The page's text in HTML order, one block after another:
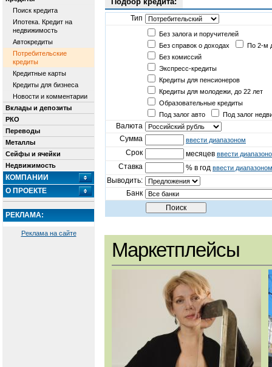
Поиск кредита
Ипотека. Кредит на
недвижимость
Автокредиты
Потребительские
кредиты
Кредитные карты
Кредиты для бизнеса
Новости и комментарии
Вклады и депозиты
РКО
Переводы
Металлы
Сейфы и ячейки
Недвижимость
КОМПАНИИ
О ПРОЕКТЕ
РЕКЛАМА:
Реклама на сайте
Тип
Без залога и поручителей
Без справок о доходах
По 2-м
Без комиссий
Экспресс-кредиты
Кредиты для пенсионеров
Кредиты для молодежи, до 22 лет
Образовательные кредиты
Под залог авто
Под залог
Валюта
Сумма
ввести диапазоном
Срок месяцев ввести
Ставка % в год ввести диапазоном
Выводить:
Банк
Маркетплейсы